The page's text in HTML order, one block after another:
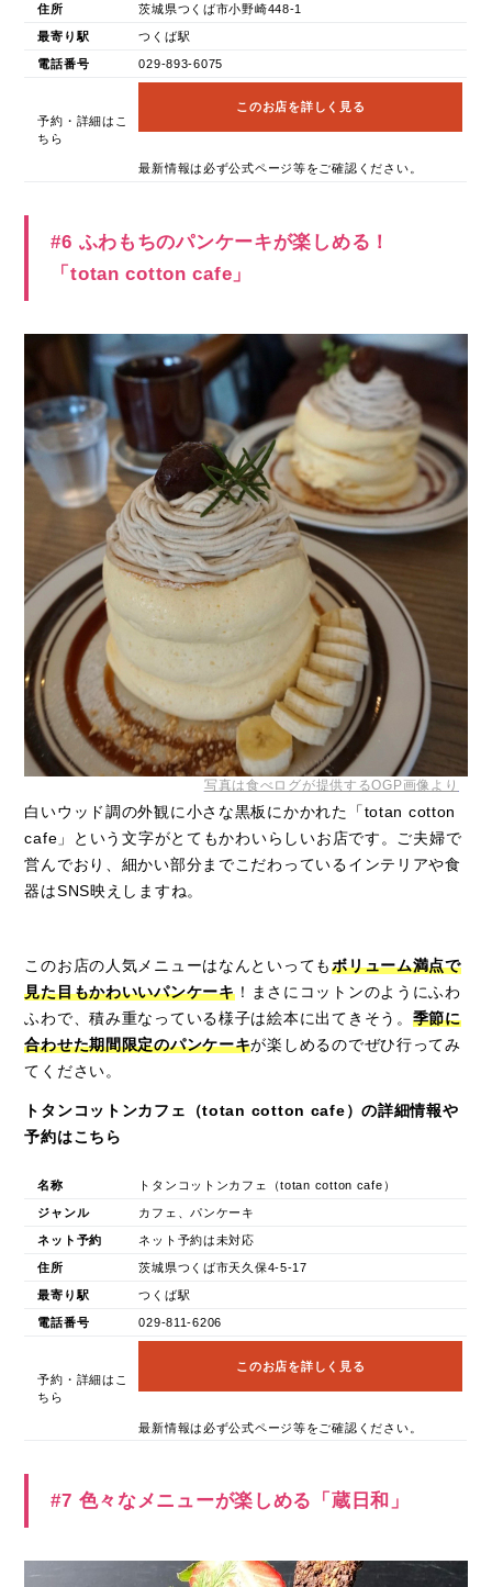
住所 茨城県つくば市小野崎448-1
最寄り駅 つくば駅
電話番号 029-893-6075
予約・詳細はこ
ちら
このお店を詳しく見る
最新情報は必ず公式ページ等をご確認ください。
#6 ふわもちのパンケーキが楽しめる！
「totan cotton cafe」
写真は食べログが提供するOGP画像より
白いウッド調の外観に小さな黒板にかかれた「totan cotton
cafe 」という文字がとてもかわいらしいお店です。ご夫婦で
営んでおり、細かい部分までこだわっているインテリアや食
器はSNS映えしますね。
このお店の人気メニューはなんといってもボリューム満点で
見た目もかわいいパンケーキ！
まさにコットンのようにふわ
ふわで、積み重なっている様子は絵本に出てきそう。 季節に
合わせた期間限定のパンケーキが楽しめるのでぜひ行ってみ
てください。
トタンコットンカフェ（totan cotton cafe）の詳細情報や
予約はこちら
名称 トタンコットンカフェ（totan cotton cafe）
ジャンル カフェ、パンケーキ
ネット予約 ネット予約は未対応
住所 茨城県つくば市天久保4-5-17
最寄り駅 つくば駅
電話番号 029-811-6206
予約・詳細はこ
ちら
このお店を詳しく見る
最新情報は必ず公式ページ等をご確認ください。
#7 色々なメニューが楽しめる「蔵日和」